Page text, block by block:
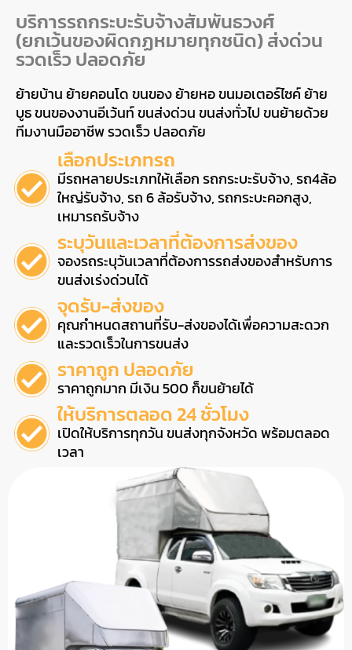
บริการรถกระบะรับจ้างสัมพันธวงศ์
(ยกเว้นของผิดกฏหมายทุกชนิด) ส่งด่วน
รวดเร็ว ปลอดภัย
ย้ายบ้าน ย้ายคอนโด ขนของ ย้ายหอ ขนมอเตอร์ไซค์ ย้าย
บูธ ขนของงานอีเว้นท์ ขนส่งด่วน ขนส่งทั่วไป ขนย้ายด้วย
ทีมงานมืออาชีพ รวดเร็ว ปลอดภัย
เลือกประเภทรถ
มีรถหลายประเภทให้เลือก รถกระบะรับจ้าง, รถ4ล้อ
ใหญ่รับจ้าง, รถ 6 ล้อรับจ้าง, รถกระบะคอกสูง,
เหมารถรับจ้าง
ระบุวันและเวลาที่ต้องการส่งของ
จองรถระบุวันเวลาที่ต้องการรถส่งของสำหรับการ
ขนส่งเร่งด่วนได้
จุดรับ-ส่งของ
คุณกำหนดสถานที่รับ-ส่งของได้เพื่อความสะดวก
และรวดเร็วในการขนส่ง
ราคาถูก ปลอดภัย
ราคาถูกมาก มีเงิน 500 ก็ขนย้ายได้
ให้บริการตลอด 24 ชั่วโมง
เปิดให้บริการทุกวัน ขนส่งทุกจังหวัด พร้อมตลอด
เวลา